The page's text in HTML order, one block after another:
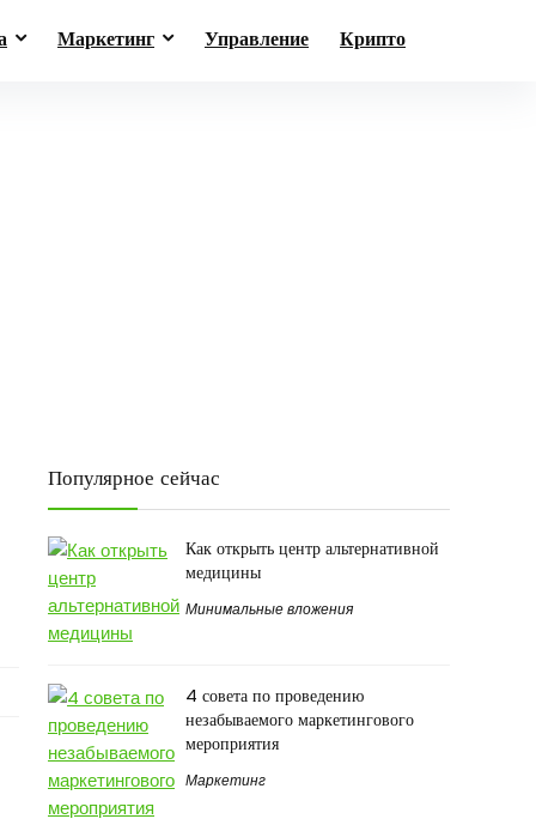
Маркетинг Управление Крипто
Популярное сейчас
Как открыть центр альтернативной
медицины
Минимальные вложения
4 совета по проведению
незабываемого маркетингового
мероприятия
Маркетинг